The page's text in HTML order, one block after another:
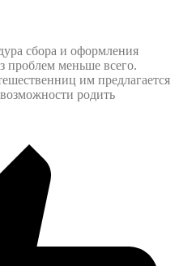
сбора и оформления
проблем меньше всего.
им предлагается
родить